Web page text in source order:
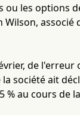
les options
associé
de
société ait
au cours de